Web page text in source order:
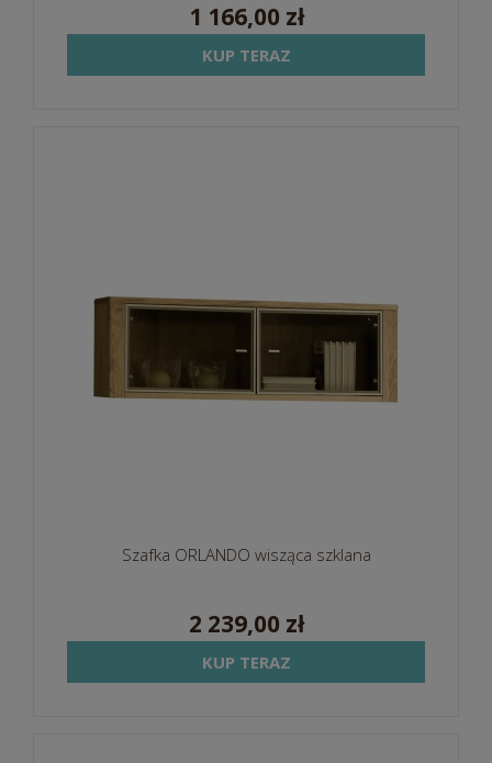
1 166,00 zł
KUP TERAZ
Szafka ORLANDO wisząca szklana
2 239,00 zł
KUP TERAZ